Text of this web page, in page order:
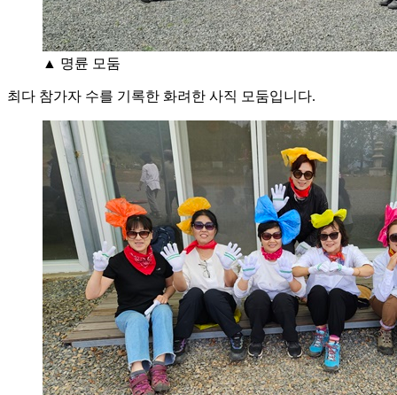
▲ 명륜 모둠
최다 참가자 수를 기록한 화려한 사직 모둠입니다.